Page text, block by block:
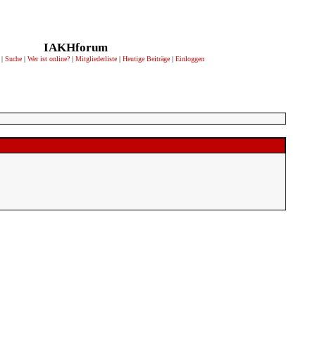
IAKHforum
| Suche | Wer ist online? | Mitgliederliste | Heutige Beiträge | Einloggen